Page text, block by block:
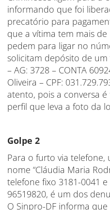
informando que foi
precatório para
que a vítima tem mais
pedem para ligar no
solicitam depósito de um
– AG: 3728 – CONTA
Oliveira – CPF:
atento, pois a conversa
perfil que leva a foto da
Golpe 2
Para o furto via telefone,
nome “Cláudia Maria
telefone fixo 3181-0041
96519820, é um dos
O Sinpro-DF informa